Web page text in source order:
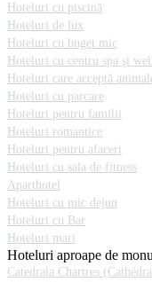
Hoteluri cu piscină
Hoteluri de lux
Hoteluri cu buget mic
Hoteluri cu centru spa şi
Hoteluri care acceptă
Hoteluri cu parcare
Hoteluri pentru familii
Hoteluri romantice
Hoteluri pentru afaceri
Hoteluri cu sala de fitness
Aparthotel
Hoteluri cu mic dejun
Hoteluri cu Bar
Hoteluri mari
Hoteluri aproape de
Catedrala Chartres